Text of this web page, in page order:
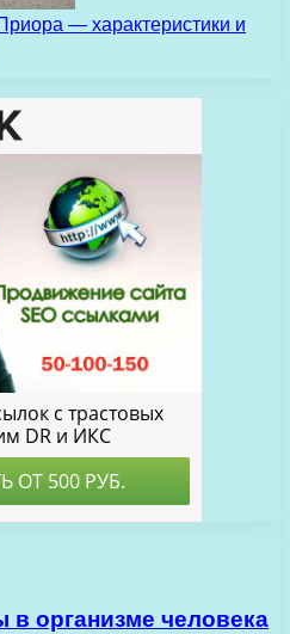
— характеристики и
в организме человека